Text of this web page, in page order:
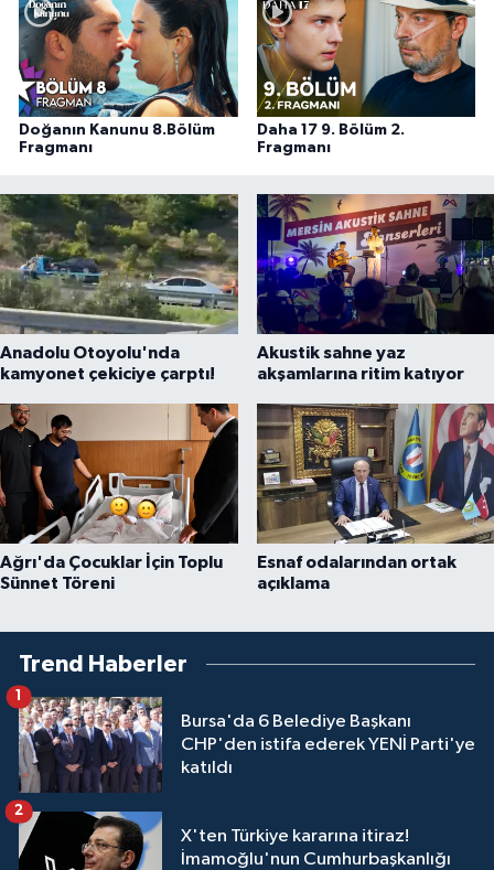
Doğanın Kanunu 8.Bölüm
Fragmanı
Daha 17 9. Bölüm 2.
Fragmanı
Anadolu Otoyolu'nda
kamyonet çekiciye çarptı!
Akustik sahne yaz
akşamlarına ritim katıyor
Ağrı'da Çocuklar İçin Toplu
Sünnet Töreni
Esnaf odalarından ortak
açıklama
Trend Haberler
Bursa'da 6 Belediye Başkanı
CHP'den istifa ederek YENİ Parti'ye
katıldı
1
X'ten Türkiye kararına itiraz!
İmamoğlu'nun Cumhurbaşkanlığı
2